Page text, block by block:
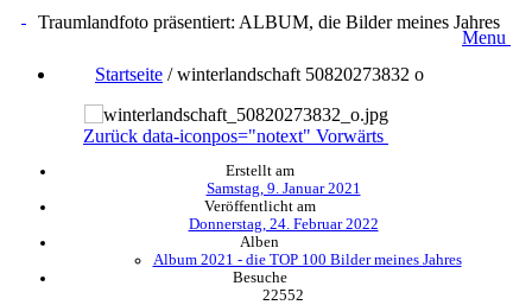
Traumlandfoto präsentiert: ALBUM, die Bilder meines Jahres
Menu
Startseite /winterlandschaft 50820273832 o
Zurück data-iconpos="notext" Vorwärts
Erstellt am
Samstag, 9. Januar 2021
Veröffentlicht am
Donnerstag, 24. Februar 2022
Alben
Album 2021 - die TOP 100 Bilder meines Jahres
Besuche
22552